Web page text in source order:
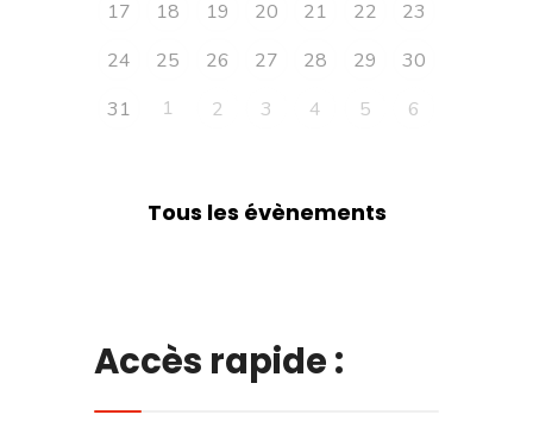
17 18 19 20 21 22
23
24
25 26 27 28 29
30
31
1 2 3 4 5 6
Tous les évènements
Accès rapide :